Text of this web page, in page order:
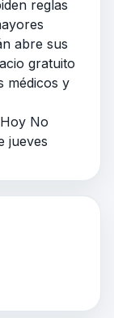
reglas
abre sus
gratuito
médicos y
No
jueves